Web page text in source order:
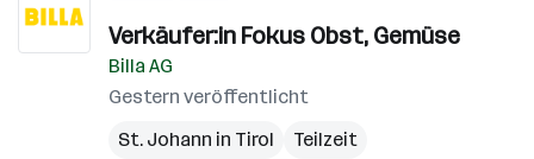
Verkäufer:in Fokus Obst, Gemüse
Billa AG
Gestern veröffentlicht
St. Johann in Tirol
Teilzeit